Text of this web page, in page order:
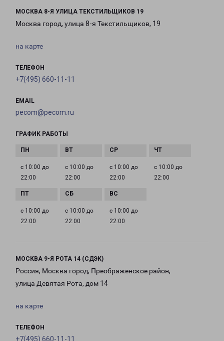
МОСКВА 8-Я УЛИЦА ТЕКСТИЛЬЩИКОВ 19
Москва город, улица 8-я Текстильщиков, 19
на карте
ТЕЛЕФОН
+7(495) 660-11-11
EMAIL
pecom@pecom.ru
ГРАФИК РАБОТЫ
с 10:00 до
22:00
с 10:00 до
22:00
с 10:00 до
22:00
с 10:00 до
22:00
с 10:00 до
22:00
с 10:00 до
22:00
с 10:00 до
22:00
МОСКВА 9-Я РОТА 14 (СДЭК)
Россия, Москва город, Преображенское район,
улица Девятая Рота, дом 14
на карте
ТЕЛЕФОН
+7(495) 660-11-11